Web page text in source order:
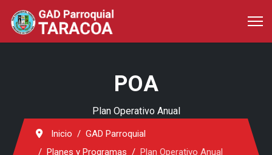
POA
Plan Operativo Anual
Inicio
GAD Parroquial
Planes y Programas
Plan Operativo Anual